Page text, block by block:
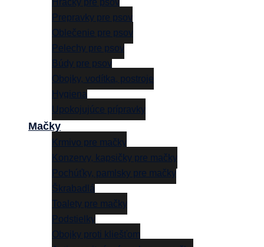
Hračky pre psov
Prepravky pre psov
Oblečenie pre psov
Pelechy pre psov
Búdy pre psov
Obojky, vodítka, postroje
Hygiena
Upokojujúce prípravky
Mačky
Krmivo pre mačky
Konzervy, kapsičky pre mačky
Pochúťky, pamlsky pre mačky
Škrabadlá
Toalety pre mačky
Podstielky
Obojky proti kliešťom